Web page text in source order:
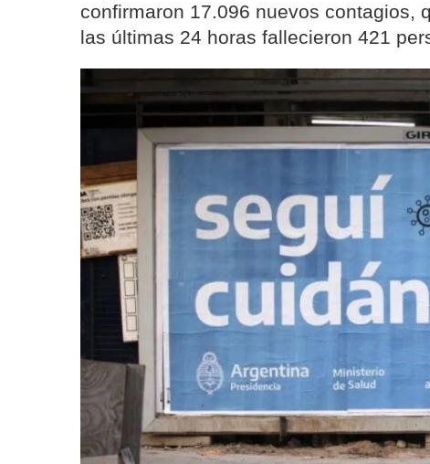
confirmaron 17.096 nuevos contagios,
las últimas 24 horas fallecieron 421